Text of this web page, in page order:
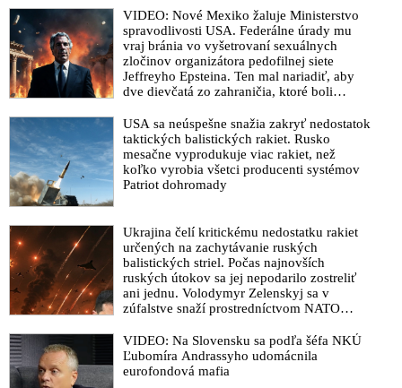
Zamestnávatelia protizákonne a protiústavné hrozia
zamestnancom odmietajúcim test na Covid-19. Odborári
odsudzujú sankcionovanie a vyzývajú nepostihovať ľudí za
svoje rozhodnutie
VIDEO: Matovič označil štúdiu WHO a tvrdenia lekárov
prirovnávajúcich úmrtnosť na Covid-10 k chrípke za bludy a
hoaxy
VIDEO: Celoplošné testovanie je nezákonný biznis, za ktorý
musí Matovičova vláda niesť zodpovednosť!
VIDEO: Matovičova vláda zakázala vychádzať ľuďom bez
absolvovania testu na Covid-19
VIDEO: Testy nevyjadrujú infekčnosť a úmrtnosť na COVID-
19 je na úrovni chrípky, uviedla Lekárska komora. Arogantný
Matovič reagoval, že lekári šíria hoaxy a kotlebovské bludy
Čarnogurský ml.: Žiadny štátny orgán nie je oprávnený žiadať
informácie o vašom zdravotnom stave a predloženie výsledku
vášho testovania!
Minister vnútra a jeho slovník barového výpalníka v
opaku
VIDEO: Nové Mexiko žaluje Ministerstvo
spravodlivosti USA. Federálne úrady mu
vraj bránia vo vyšetrovaní sexuálnych
zločinov organizátora pedofilnej siete
Jeffreyho Epsteina. Ten mal nariadiť, aby
dve dievčatá zo zahraničia, ktoré boli
pochovali v blízkosti jeho ranča v tomto
americkom štáte
USA sa neúspešne snažia zakryť nedostatok
taktických balistických rakiet. Rusko
mesačne vyprodukuje viac rakiet, než
koľko vyrobia všetci producenti systémov
Patriot dohromady
Ukrajina čelí kritickému nedostatku rakiet
určených na zachytávanie ruských
balistických striel. Počas najnovších
ruských útokov sa jej nepodarilo zostreliť
ani jednu. Volodymyr Zelenskyj sa v
zúfalstve snaží prostredníctvom NATO
VIDEO: Na Slovensku sa podľa šéfa NKÚ
Ľubomíra Andrassyho udomácnila
eurofondová mafia